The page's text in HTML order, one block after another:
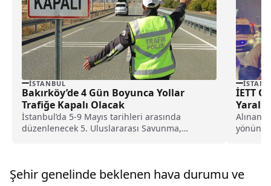
İSTANBUL
Bakırköy’de 4 Gün Boyunca Yollar
Trafiğe Kapalı Olacak
İstanbul’da 5-9 Mayıs tarihleri arasında
düzenlenecek 5. Uluslararası Savunma,
İETT
Yaralı
Alınan
Şehir genelinde beklenen hava durumu ve